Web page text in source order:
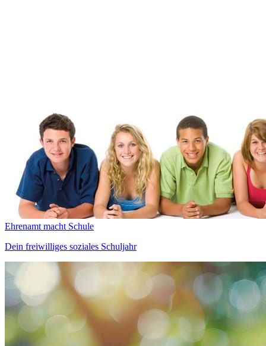
Ehrenamt macht Schule
Dein freiwilliges soziales Schuljahr